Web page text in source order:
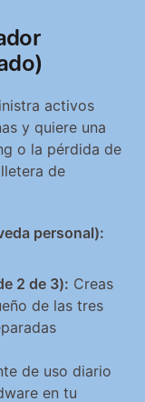
activos
y quiere una
o la pérdida de
de
personal):
2 de 3): Creas
de las tres
de uso diario
en tu